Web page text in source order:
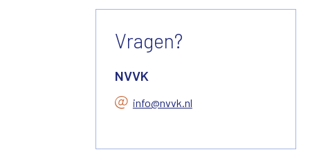
Vragen?
NVVK
info@nvvk.nl